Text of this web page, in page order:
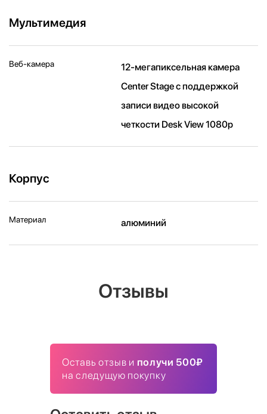
Мультимедия
Веб-камера
12-мегапиксельная камера
Center Stage с поддержкой
записи видео высокой
четкости Desk View 1080p
Корпус
Материал алюминий
Отзывы
Оставь отзыв и получи 500₽
на следущую покупку